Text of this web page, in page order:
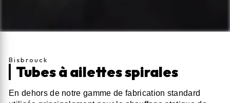
Bisbrouck
Tubes à ailettes spirales
En dehors de notre gamme de fabrication standard